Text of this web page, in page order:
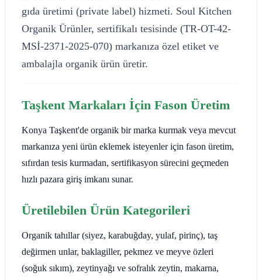
gıda üretimi (private label) hizmeti. Soul Kitchen
Organik Ürünler, sertifikalı tesisinde (TR-OT-42-
MSİ-2371-2025-070) markanıza özel etiket ve
ambalajla organik ürün üretir.
Taşkent Markaları İçin Fason Üretim
Konya Taşkent'de organik bir marka kurmak veya mevcut
markanıza yeni ürün eklemek isteyenler için fason üretim,
sıfırdan tesis kurmadan, sertifikasyon sürecini geçmeden
hızlı pazara giriş imkanı sunar.
Üretilebilen Ürün Kategorileri
Organik tahıllar (siyez, karabuğday, yulaf, pirinç), taş
değirmen unlar, baklagiller, pekmez ve meyve özleri
(soğuk sıkım), zeytinyağı ve sofralık zeytin, makarna,